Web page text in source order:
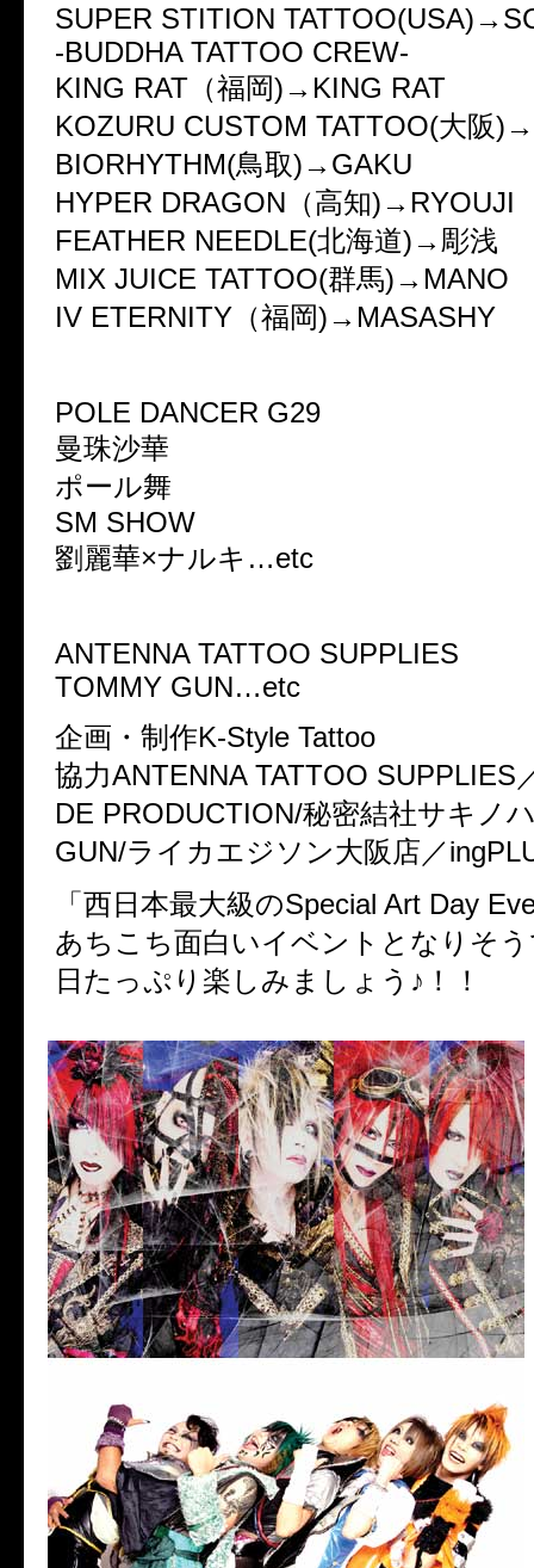
SUPER STITION
-BUDDHA TATTOO CREW-
KING RAT（福岡)→KING RAT
KOZURU CUSTOM TATTOO(大阪
BIORHYTHM(鳥取)→GAKU
HYPER DRAGON（高知)→RYOUJI
FEATHER NEEDLE(北海道)→彫浅
MIX JUICE TATTOO(群馬)→MANO
IV ETERNITY（福岡)→MASASHY
POLE DANCER G29
曼珠沙華
ポール舞
SM SHOW
劉麗華×ナルキ…etc
ANTENNA TATTOO SUPPLIES
TOMMY GUN…etc
企画・制作K-Style Tattoo
協力ANTENNA TATTOO SUPPLIES
DE PRODUCTION/秘密結社サキノ
GUN/ライカエジソン大阪店／
「西日本最大級のSpecial Art Day
あちこち面白いイベントとなりそ
日たっぷり楽しみましょう♪！！